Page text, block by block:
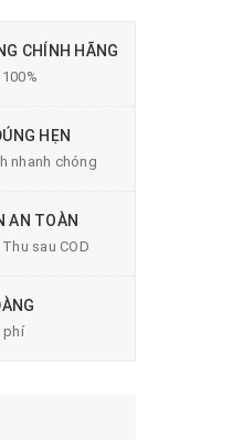
CHÍNH HÃNG
HẸN
nhanh chóng
AN TOÀN
sau COD
phí